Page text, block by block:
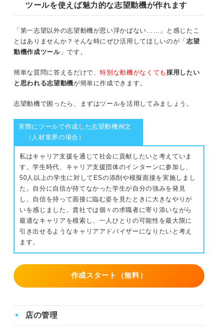
ツールを使えば魅力的な志望動機が作れます
「第一志望以外の志望動機が思い浮かばない……」と感じたこ
とはありませんか？そんな時にぜひ活用してほしいのが「志望
動機作成ツール」です。
簡単な質問に答えるだけで、特別な動機がなくても 採用したい
と思われる志望動機が簡単に作成できます。
志望動機で困ったら、まずはツールを活用してみましょう。
実際にツールで作成した志望動機例文
（人材業界の場合）
私はキャリア支援を通じて社会に貢献したいと考えていま
す。学生時代、キャリア支援団体のインターンに参加し、
50人以上の学生に対してESの添削や模擬面接を実施しまし
た。自分に自信が持てなかった学生が自分の強みを発見
し、自信を持って面接に臨む姿を見たときに大きなやりが
いを感じました。貴社では個々の求職者に寄り添いながら
最適なキャリアを模索し、一人ひとりの可能性を最大限に
引き出せるようなキャリアアドバイザーになりたいと考え
ます。
作成スタート（無料）
店の管理